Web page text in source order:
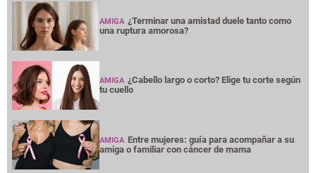
AMIGA ¿Terminar una amistad duele tanto como
una ruptura amorosa?
AMIGA ¿Cabello largo o corto? Elige tu corte según
tu cuello
AMIGA Entre mujeres: guía para acompañar a su
amiga o familiar con cáncer de mama